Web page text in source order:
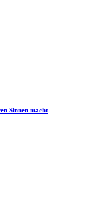
Sinnen macht